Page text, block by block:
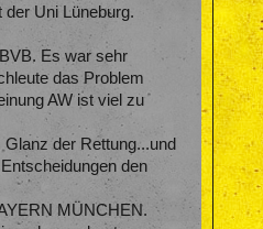
Uni Lüneburg.
Es war sehr
das Problem
AW ist viel zu
der Rettung...und
den
MÜNCHEN.